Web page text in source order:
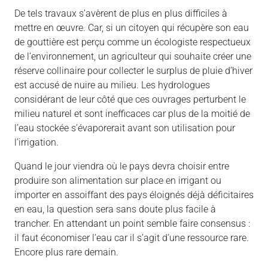
De tels travaux s’avèrent de plus en plus difficiles à
mettre en œuvre. Car, si un citoyen qui récupère son eau
de gouttière est perçu comme un écologiste respectueux
de l’environnement, un agriculteur qui souhaite créer une
réserve collinaire pour collecter le surplus de pluie d’hiver
est accusé de nuire au milieu. Les hydrologues
considérant de leur côté que ces ouvrages perturbent le
milieu naturel et sont inefficaces car plus de la moitié de
l’eau stockée s’évaporerait avant son utilisation pour
l’irrigation.
Quand le jour viendra où le pays devra choisir entre
produire son alimentation sur place en irrigant ou
importer en assoiffant des pays éloignés déjà déficitaires
en eau, la question sera sans doute plus facile à
trancher. En attendant un point semble faire consensus :
il faut économiser l’eau car il s’agit d’une ressource rare.
Encore plus rare demain.